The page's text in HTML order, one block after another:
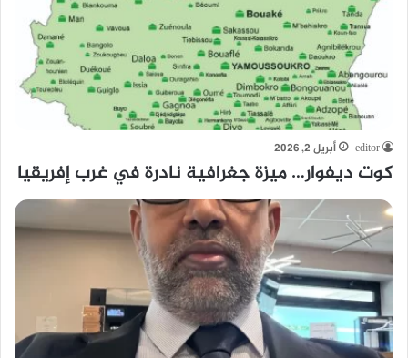
editor أبريل 2, 2026
كوت ديفوار… ميزة جغرافية نادرة في غرب إفريقيا